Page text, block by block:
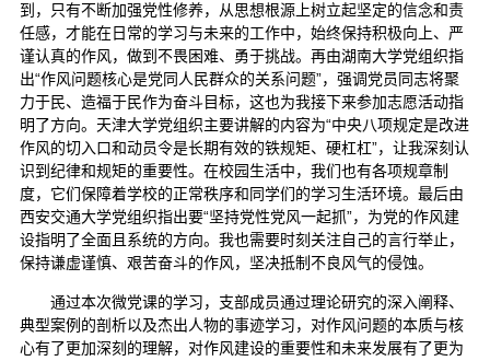
到，只有不断加强党性修养，从思想根源上树立起坚定的信念和责
任感，才能在日常的学习与未来的工作中，始终保持积极向上、严
谨认真的作风，做到不畏困难、勇于挑战。再由湖南大学党组织指
出“作风问题核心是党同人民群众的关系问题”，强调党员同志将聚
力于民、造福于民作为奋斗目标，这也为我接下来参加志愿活动指
明了方向。天津大学党组织主要讲解的内容为“中央八项规定是改进
作风的切入口和动员令是长期有效的铁规矩、硬杠杠”，让我深刻认
识到纪律和规矩的重要性。在校园生活中，我们也有各项规章制
度，它们保障着学校的正常秩序和同学们的学习生活环境。最后由
西安交通大学党组织指出要“坚持党性党风一起抓”，为党的作风建
设指明了全面且系统的方向。我也需要时刻关注自己的言行举止，
保持谦虚谨慎、艰苦奋斗的作风，坚决抵制不良风气的侵蚀。
通过本次微党课的学习，支部成员通过理论研究的深入阐释、
典型案例的剖析以及杰出人物的事迹学习，对作风问题的本质与核
心有了更加深刻的理解，对作风建设的重要性和未来发展有了更为